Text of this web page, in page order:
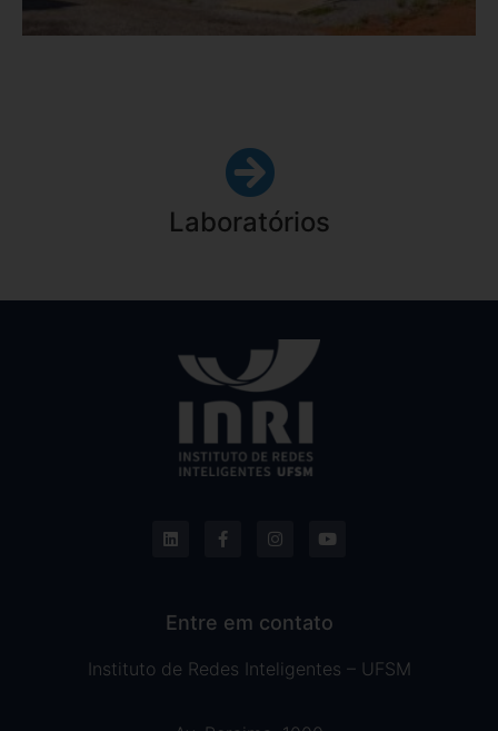
Laboratórios
Entre em contato
Instituto de Redes Inteligentes – UFSM